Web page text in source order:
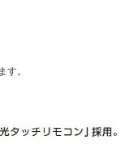
す。